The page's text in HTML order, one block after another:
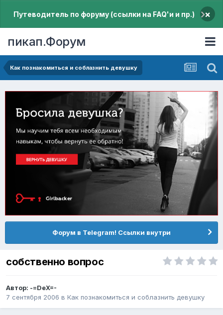
Путеводитель по форуму (ссылки на FAQ'и и пр.) ×
пикап.Форум
Как познакомиться и соблазнить девушку
Форум в Telegram! Ссылки внутри
собственно вопрос
Автор: -=DeX=-
7 сентября 2006 в Как познакомиться и соблазнить девушку